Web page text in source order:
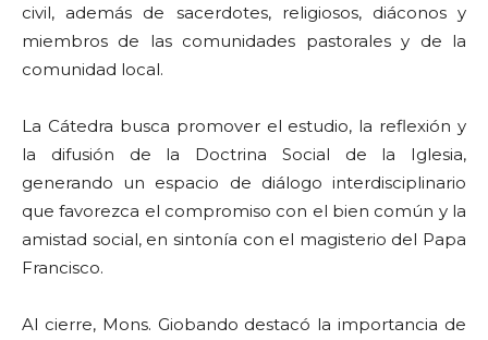
civil, además de sacerdotes, religiosos, diáconos y
miembros de las comunidades pastorales y de la
comunidad local.
La Cátedra busca promover el estudio, la reflexión y
la difusión de la Doctrina Social de la Iglesia,
generando un espacio de diálogo interdisciplinario
que favorezca el compromiso con el bien común y la
amistad social, en sintonía con el magisterio del Papa
Francisco.
Al cierre, Mons. Giobando destacó la importancia de